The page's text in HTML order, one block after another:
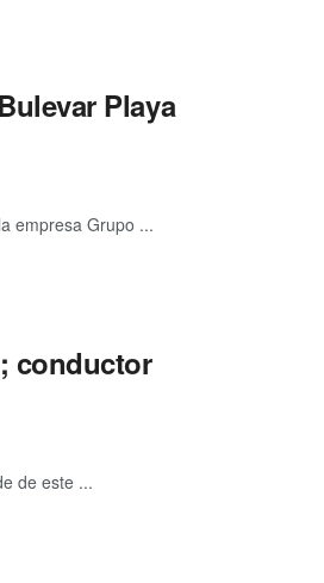
Playa
empresa Grupo ...
conductor
de este ...